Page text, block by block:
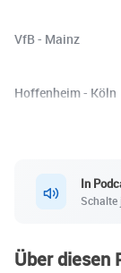
VfB - Mainz
Hoffenheim - Köln
In
Schalte
Über diesen